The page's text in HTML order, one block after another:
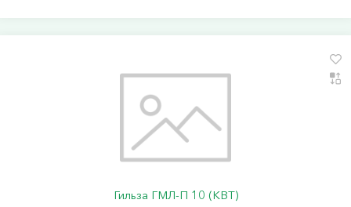
Гильза ГМЛ-П 10 (КВТ)